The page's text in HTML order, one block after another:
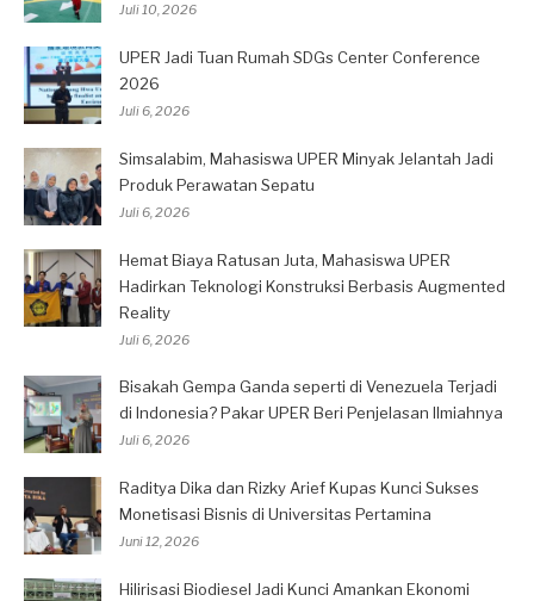
Juli 10, 2026
UPER Jadi Tuan Rumah SDGs Center Conference
2026
Juli 6, 2026
Simsalabim, Mahasiswa UPER Minyak Jelantah Jadi
Produk Perawatan Sepatu
Juli 6, 2026
Hemat Biaya Ratusan Juta, Mahasiswa UPER
Hadirkan Teknologi Konstruksi Berbasis Augmented
Reality
Juli 6, 2026
Bisakah Gempa Ganda seperti di Venezuela Terjadi
di Indonesia? Pakar UPER Beri Penjelasan Ilmiahnya
Juli 6, 2026
Raditya Dika dan Rizky Arief Kupas Kunci Sukses
Monetisasi Bisnis di Universitas Pertamina
Juni 12, 2026
Hilirisasi Biodiesel Jadi Kunci Amankan Ekonomi